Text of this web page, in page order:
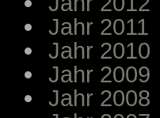
Jahr 2011
Jahr 2010
Jahr 2009
Jahr 2008